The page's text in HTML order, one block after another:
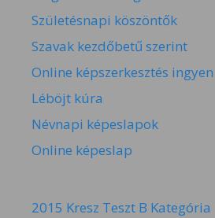
Születésnapi köszöntők
Szavak kezdőbetű szerint
Online képszerkesztés ingyen
Léböjt kúra
Névnapi képeslapok
Online képeslap
2015 Kresz Teszt B Kategória